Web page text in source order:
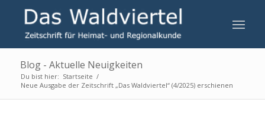
Blog - Aktuelle Neuigkeiten
Du bist hier: Startseite /
Neue Ausgabe der Zeitschrift „Das Waldviertel“ (4/2025) erschienen